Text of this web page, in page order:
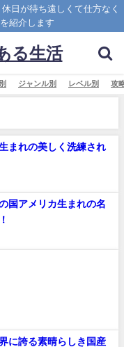
日が待ち遠しくて仕方なく
紹介します
る生活
ジャンル別 レベル別 攻
まれの美しく洗練され
国アメリカ生まれの名
に誇る素晴らしき国産